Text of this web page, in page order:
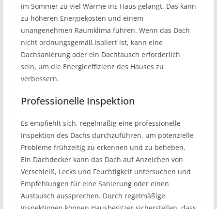
im Sommer zu viel Wärme ins Haus gelangt. Das kann
zu höheren Energiekosten und einem
unangenehmen Raumklima führen. Wenn das Dach
nicht ordnungsgemäß isoliert ist, kann eine
Dachsanierung oder ein Dachtausch erforderlich
sein, um die Energieeffizienz des Hauses zu
verbessern.
Professionelle Inspektion
Es empfiehlt sich, regelmäßig eine professionelle
Inspektion des Dachs durchzuführen, um potenzielle
Probleme frühzeitig zu erkennen und zu beheben.
Ein Dachdecker kann das Dach auf Anzeichen von
Verschleiß, Lecks und Feuchtigkeit untersuchen und
Empfehlungen für eine Sanierung oder einen
Austausch aussprechen. Durch regelmäßige